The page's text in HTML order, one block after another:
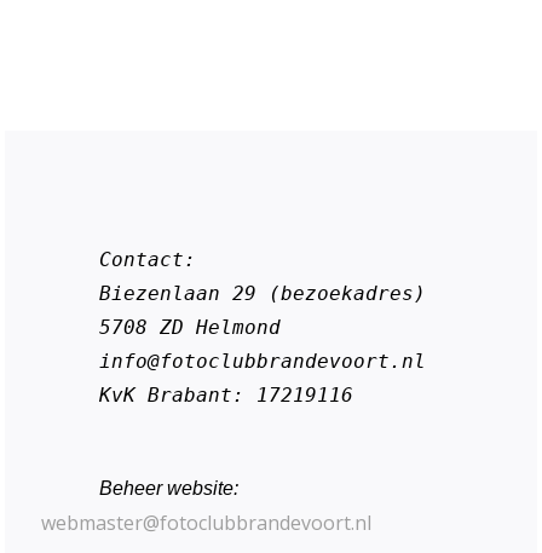
Contact:
Biezenlaan 29 (bezoekadres)
5708 ZD Helmond
info@fotoclubbrandevoort.nl
KvK Brabant: 17219116
Beheer website:
webmaster@fotoclubbrandevoort.nl